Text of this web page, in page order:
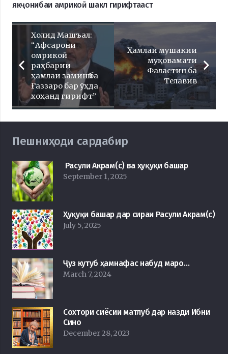
якҷонибаи амрикоӣ шакл гирифтааст
Холид Машъал:
“Афсарони
омрикоӣ
раҳбарии
ҳамлаи заминӣ ба
Ғаззаро бар ӯҳда
хоҳанд гирифт”
Ҳамлаи мушакии
муқовамати
Фаластин ба
Телавив
Пешниҳоди сардабир
Расули Акрам(с) ва ҳуқуқи башар
September 1, 2025
Ҳуқуқи башар дар сираи Расули Акрам(с)
July 5, 2025
Ҷуз кутуб ҳамнафас набуд маро…
March 7, 2024
Сохтори сиёсии матлуб дар назди Ибни
Сино
December 28, 2023